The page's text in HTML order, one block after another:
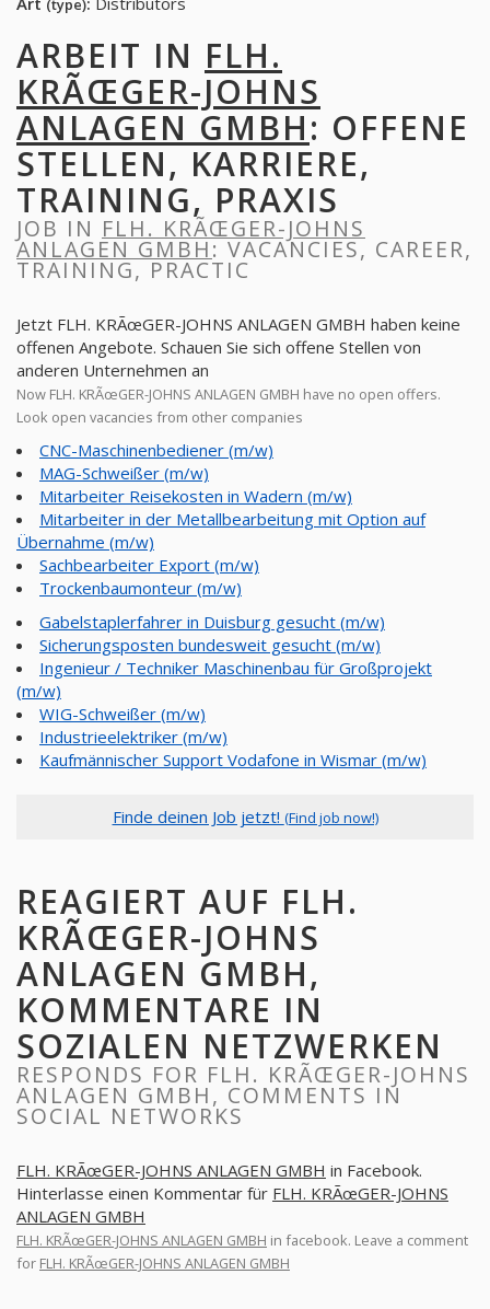
(type)
ARBEIT IN FLH.
KRÃŒGER-JOHNS
ANLAGEN GMBH: OFFENE
STELLEN, KARRIERE,
TRAINING, PRAXIS
JOB IN FLH. KRÃŒGER-JOHNS
ANLAGEN GMBH: VACANCIES, CAREER,
TRAINING, PRACTIC
Jetzt FLH. KRÃœGER-JOHNS ANLAGEN GMBH haben keine
offenen Angebote. Schauen Sie sich offene Stellen von
anderen Unternehmen an
Now FLH. KRÃœGER-JOHNS ANLAGEN GMBH have no open offers.
Look open vacancies from other companies
CNC-Maschinenbediener (m/w)
MAG-Schweißer (m/w)
Mitarbeiter Reisekosten in Wadern (m/w)
Mitarbeiter in der Metallbearbeitung mit Option auf
Übernahme (m/w)
Sachbearbeiter Export (m/w)
Trockenbaumonteur (m/w)
Gabelstaplerfahrer in Duisburg gesucht (m/w)
Sicherungsposten bundesweit gesucht (m/w)
Ingenieur / Techniker Maschinenbau für Großprojekt
(m/w)
WIG-Schweißer (m/w)
Industrieelektriker (m/w)
Kaufmännischer Support Vodafone in Wismar (m/w)
Finde deinen Job jetzt! (Find job now!)
REAGIERT AUF FLH.
KRÃŒGER-JOHNS
ANLAGEN GMBH,
KOMMENTARE IN
SOZIALEN NETZWERKEN
RESPONDS FOR FLH. KRÃŒGER-JOHNS
ANLAGEN GMBH, COMMENTS IN
SOCIAL NETWORKS
FLH. KRÃœGER-JOHNS ANLAGEN GMBH in Facebook.
Hinterlasse einen Kommentar für FLH. KRÃœGER-JOHNS
ANLAGEN GMBH
FLH. KRÃœGER-JOHNS ANLAGEN GMBH in facebook. Leave a comment
for FLH. KRÃœGER-JOHNS ANLAGEN GMBH